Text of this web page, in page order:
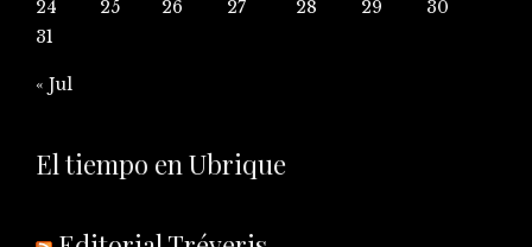
24
25 26 27 28 29
30
31
« Jul
El tiempo en Ubrique